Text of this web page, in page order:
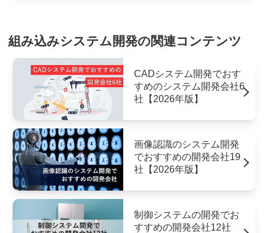
組み込みシステム開発の関連コンテンツ
CADシステム開発でおす
すめのシステム開発会社6
社【2026年版】
画像認識のシステム開発
でおすすめの開発会社19
社【2026年版】
制御システムの開発でお
すすめの開発会社12社